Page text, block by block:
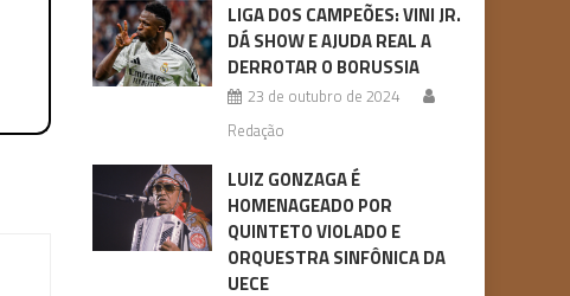
LIGA DOS CAMPEÕES: VINI JR.
DÁ SHOW E AJUDA REAL A
DERROTAR O BORUSSIA
23 de outubro de 2024
Redação
LUIZ GONZAGA É
HOMENAGEADO POR
QUINTETO VIOLADO E
ORQUESTRA SINFÔNICA DA
UECE